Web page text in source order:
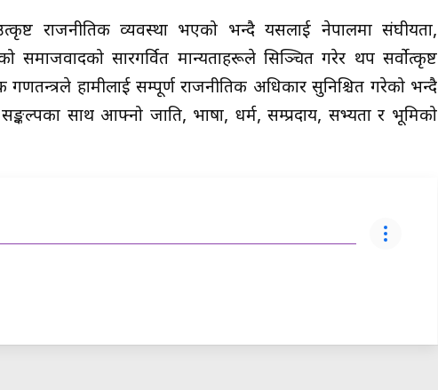
राजनीतिक व्यवस्था भएको भन्दै यसलाई नेपालमा संघीयता,
समाजवादको सारगर्वित मान्यताहरूले सिञ्चित गरेर थप सर्वोत्कृष्ट
हामीलाई सम्पूर्ण राजनीतिक अधिकार सुनिश्चित गरेको भन्दै
साथ आफ्नो जाति, भाषा, धर्म, सम्प्रदाय, सभ्यता र भूमिको